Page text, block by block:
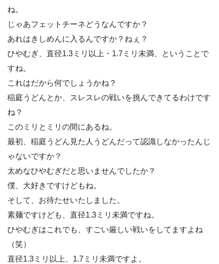
ね。
じゃあフェットチーネどうなんですか？
あれはきしめんに入るんですか？ねぇ？
ひやむぎ、直径1.3ミリ以上・1.7ミリ未満、ということで
すね。
これはだから何でしょうかね？
稲庭うどんとか、スレスレの戦いを挑んできてるわけです
ね？
このミリとミリの間にあるね。
最初、稲庭うどん見た人うどんだって認識しなかったんじ
ゃないですか？
太めなひやむぎだと思いませんでしたか？
僕、大好きですけどもね。
そして、お待たせいたしました。
素麺ですけども、直径1.3ミリ未満ですね。
ひやむぎはこれでも、すごい厳しい戦いをしてますよね
（笑）
直径1.3ミリ以上、1.7ミリ未満ですよ。